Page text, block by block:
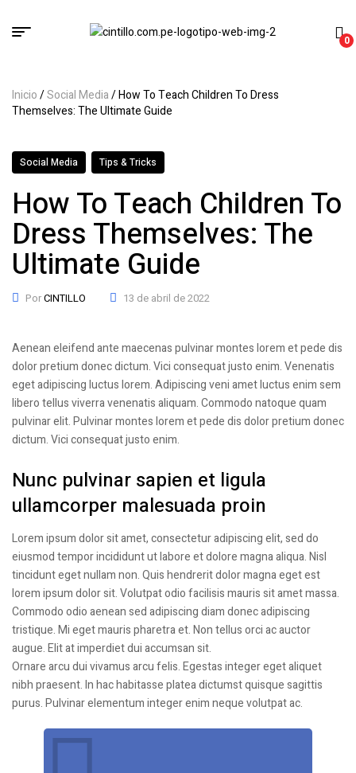
0
Inicio/Social Media/ How To Teach Children To Dress
Themselves: The Ultimate Guide
Social Media Tips & Tricks
How To Teach Children To
Dress Themselves: The
Ultimate Guide
PorCINTILLO 13 de abril de 2022
Aenean eleifend ante maecenas pulvinar montes lorem et pede dis
dolor pretium donec dictum. Vici consequat justo enim. Venenatis
eget adipiscing luctus lorem. Adipiscing veni amet luctus enim sem
libero tellus viverra venenatis aliquam. Commodo natoque quam
pulvinar elit. Pulvinar montes lorem et pede dis dolor pretium donec
dictum. Vici consequat justo enim.
Nunc pulvinar sapien et ligula
ullamcorper malesuada proin
Lorem ipsum dolor sit amet, consectetur adipiscing elit, sed do
eiusmod tempor incididunt ut labore et dolore magna aliqua. Nisl
tincidunt eget nullam non. Quis hendrerit dolor magna eget est
lorem ipsum dolor sit. Volutpat odio facilisis mauris sit amet massa.
Commodo odio aenean sed adipiscing diam donec adipiscing
tristique. Mi eget mauris pharetra et. Non tellus orci ac auctor
augue. Elit at imperdiet dui accumsan sit.
Ornare arcu dui vivamus arcu felis. Egestas integer eget aliquet
nibh praesent. In hac habitasse platea dictumst quisque sagittis
purus. Pulvinar elementum integer enim neque volutpat ac.